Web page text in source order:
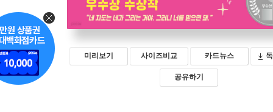
미리보기 사이즈비교 카드뉴스
공유하기